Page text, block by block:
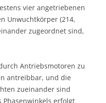
vier angetriebenen
Unwuchtkörper (214,
zugeordnet sind,
Antriebsmotoren zu
antreibbar, und die
zueinander sind
Phasenwinkels erfolgt